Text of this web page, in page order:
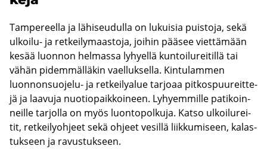
Tam­pe­reel­la ja lä­hi­seu­dul­la on lu­kui­sia puis­to­ja, sekä
ulkoilu-​ ja ret­kei­ly­maas­to­ja, joi­hin pää­see viet­tä­mään
kesää luon­non hel­mas­sa ly­hyel­lä kun­toi­lu­rei­til­lä tai
vähän pi­dem­mäl­lä­kin vael­luk­sel­la. Kin­tu­lam­men
luonnonsuojelu-​ ja ret­kei­ly­alue tar­jo­aa pit­kos­puu­reit­te­
jä ja laa­vu­ja nuo­tio­paik­koi­neen. Ly­hyem­mil­le pa­ti­koin­
neil­le tar­jol­la on myös luon­to­pol­ku­ja. Katso ul­koi­lu­rei­
tit, ret­kei­ly­oh­jeet sekä oh­jeet ve­sil­lä liik­ku­mi­seen, ka­las­
tuk­seen ja ra­vus­tuk­seen.